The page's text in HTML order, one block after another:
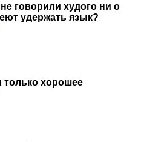
говорили худого ни о
удержать язык?
только хорошее